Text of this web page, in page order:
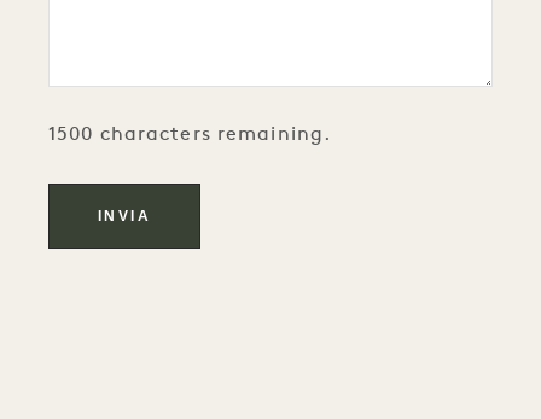
1500 characters remaining.